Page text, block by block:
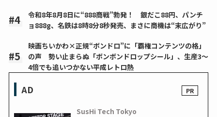
令和8年8月8日に“888商戦”勃発！ 銀だこ88円、パンチ
ョ888g、名鉄は8時8分8秒発売、まさに商機は“末広がり”
映画ちいかわ×正規“ボンドロ”に「覇権コンテンツの格」
の声 勢い止まらぬ「ボンボンドロップシール」、生産3～
4倍でも追いつかない平成レトロ熱
AD
SusHi Tech Tokyo